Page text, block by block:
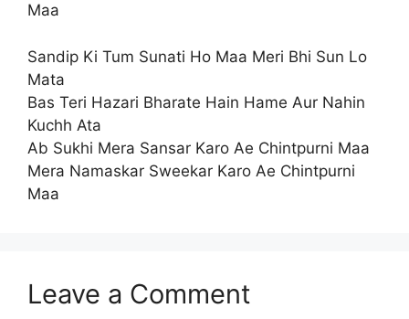
Maa
Sandip Ki Tum Sunati Ho Maa Meri Bhi Sun Lo
Mata
Bas Teri Hazari Bharate Hain Hame Aur Nahin
Kuchh Ata
Ab Sukhi Mera Sansar Karo Ae Chintpurni Maa
Mera Namaskar Sweekar Karo Ae Chintpurni
Maa
Leave a Comment